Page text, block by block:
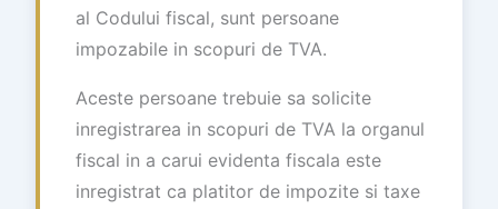
al Codului fiscal, sunt persoane
impozabile in scopuri de TVA.
Aceste persoane trebuie sa solicite
inregistrarea in scopuri de TVA la organul
fiscal in a carui evidenta fiscala este
inregistrat ca platitor de impozite si taxe